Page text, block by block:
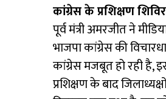
कांग्रेस के प्रशिक्षण
पूर्व मंत्री अमरजीत ने
भाजपा कांग्रेस की
कांग्रेस मजबूत हो रही है,
प्रशिक्षण के बाद